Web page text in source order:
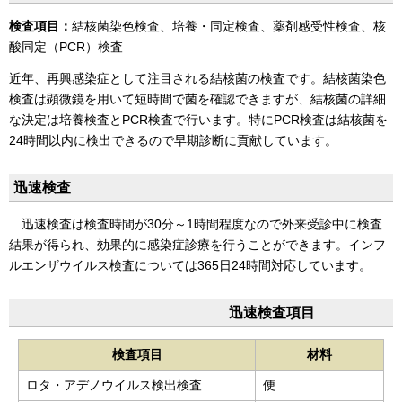
検査項目： 結核菌染色検査、培養・同定検査、薬剤感受性検査、核
酸同定（PCR）検査
近年、再興感染症として注目される結核菌の検査です。結核菌染色
検査は顕微鏡を用いて短時間で菌を確認できますが、結核菌の詳細
な決定は培養検査とPCR検査で行います。特にPCR検査は結核菌を
24時間以内に検出できるので早期診断に貢献しています。
迅速検査
迅速検査は検査時間が30分～1時間程度なので外来受診中に検査
結果が得られ、効果的に感染症診療を行うことができます。インフ
ルエンザウイルス検査については365日24時間対応しています。
迅速検査項目
検査項目 材料
ロタ・アデノウイルス検出検査 便